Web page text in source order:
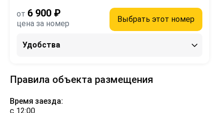
от 6 900 ₽
цена за номер Выбрать этот номер
Удобства
Правила объекта размещения
Время заезда:
с 12:00